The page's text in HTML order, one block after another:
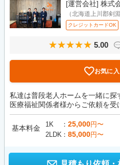
[運営会社] 株式
（北海道上川郡剣
クレジットカードOK
5.00
お気に
私達は普段老人ホームを一緒に探
医療福祉関係者様からご依頼を受
基本料金 1K 25,000円〜
2LDK
85,000円〜